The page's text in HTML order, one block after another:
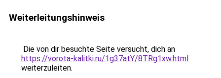
Weiterleitungshinweis
Die von dir besuchte Seite versucht, dich an
https://vorota-kalitki.ru/1g37atY/8TRg1xw.html
weiterzuleiten.